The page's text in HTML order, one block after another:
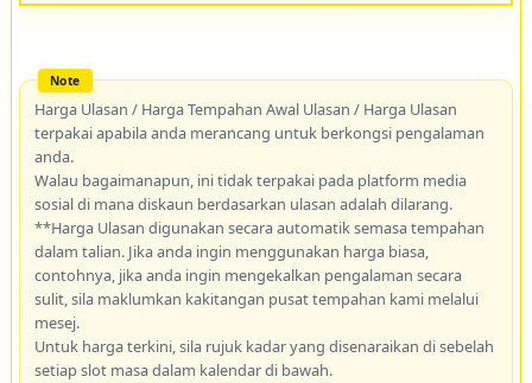
Harga Ulasan / Harga Tempahan Awal Ulasan / Harga Ulasan
terpakai apabila anda merancang untuk berkongsi pengalaman
anda.
Walau bagaimanapun, ini tidak terpakai pada platform media
sosial di mana diskaun berdasarkan ulasan adalah dilarang.
**Harga Ulasan digunakan secara automatik semasa tempahan
dalam talian. Jika anda ingin menggunakan harga biasa,
contohnya, jika anda ingin mengekalkan pengalaman secara
sulit, sila maklumkan kakitangan pusat tempahan kami melalui
mesej.
Untuk harga terkini, sila rujuk kadar yang disenaraikan di sebelah
setiap slot masa dalam kalendar di bawah.